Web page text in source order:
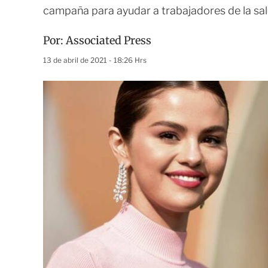
campaña para ayudar a trabajadores de la
Por:Associated Press
13 de abril de 2021 - 18:26 Hrs